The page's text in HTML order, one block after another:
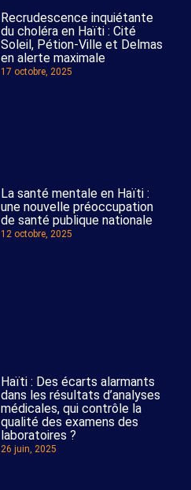
Recrudescence inquiétante
du choléra en Haïti : Cité
Soleil, Pétion-Ville et Delmas
en alerte maximale
17 octobre, 2025
La santé mentale en Haïti :
une nouvelle préoccupation
de santé publique nationale
12 octobre, 2025
Haïti : Des écarts alarmants
dans les résultats d’analyses
médicales, qui contrôle la
qualité des examens des
laboratoires ?
26 juin, 2025